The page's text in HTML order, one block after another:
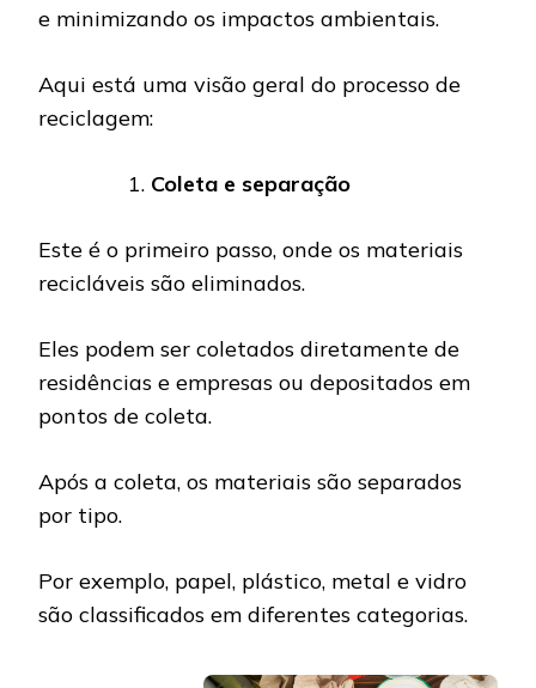
e minimizando os impactos ambientais.
Aqui está uma visão geral do processo de
reciclagem:
Coleta e separação
Este é o primeiro passo, onde os materiais
recicláveis ​​são eliminados.
Eles podem ser coletados diretamente de
residências e empresas ou depositados em
pontos de coleta.
Após a coleta, os materiais são separados
por tipo.
Por exemplo, papel, plástico, metal e vidro
são classificados em diferentes categorias.